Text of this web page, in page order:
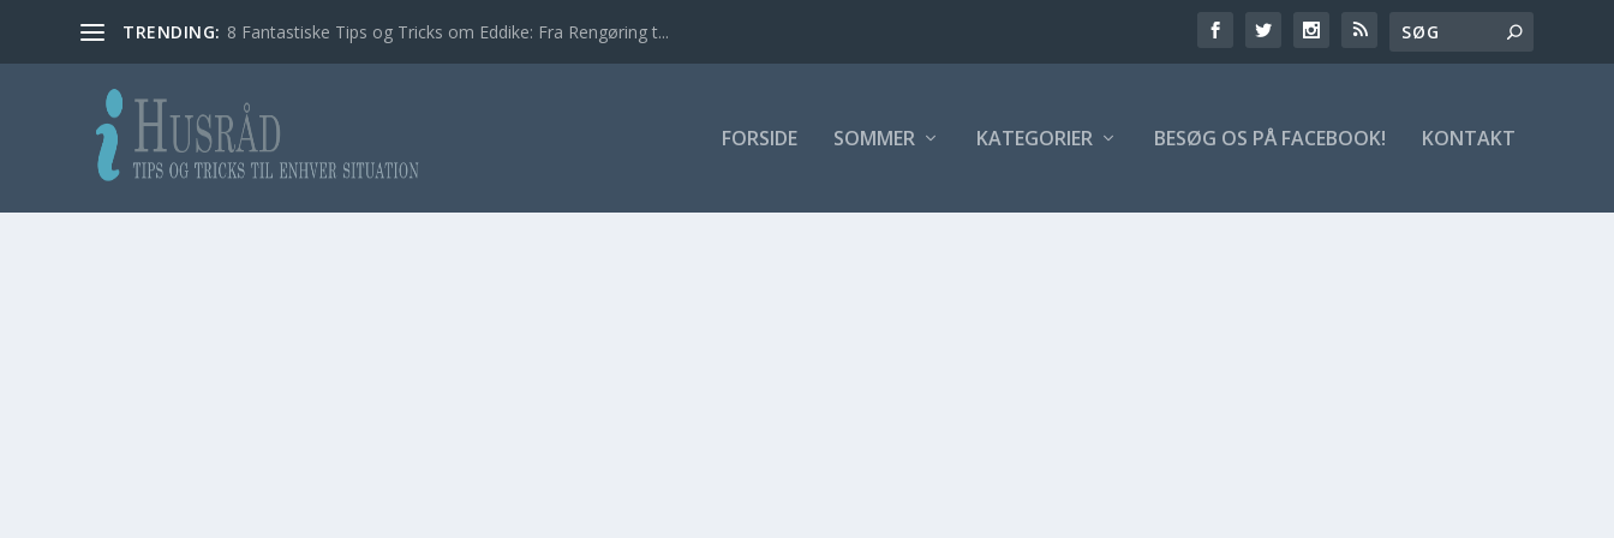
TRENDING: 8 Fantastiske Tips og Tricks om Eddike: Fra Rengøring t...
FORSIDE SOMMER KATEGORIER BESØG OS PÅ FACEBOOK! KONTAKT